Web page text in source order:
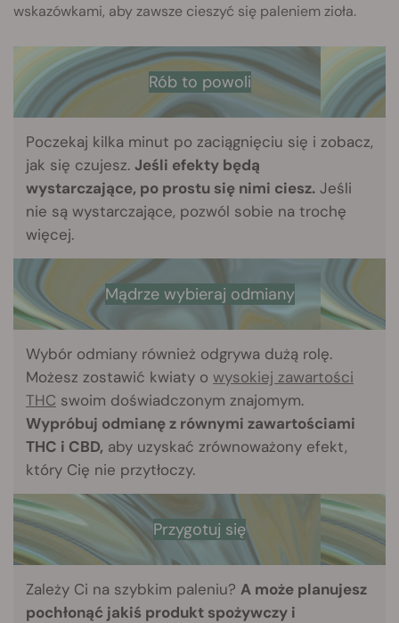
wskazówkami, aby zawsze cieszyć się paleniem zioła.
Rób to powoli
Poczekaj kilka minut po zaciągnięciu się i zobacz,
jak się czujesz. Jeśli efekty będą
wystarczające, po prostu się nimi ciesz. Jeśli
nie są wystarczające, pozwól sobie na trochę
więcej.
Mądrze wybieraj odmiany
Wybór odmiany również odgrywa dużą rolę.
Możesz zostawić kwiaty o wysokiej zawartości
THC swoim doświadczonym znajomym.
Wypróbuj odmianę z równymi zawartościami
THC i CBD, aby uzyskać zrównoważony efekt,
który Cię nie przytłoczy.
Przygotuj się
Zależy Ci na szybkim paleniu? A może planujesz
pochłonąć jakiś produkt spożywczy i